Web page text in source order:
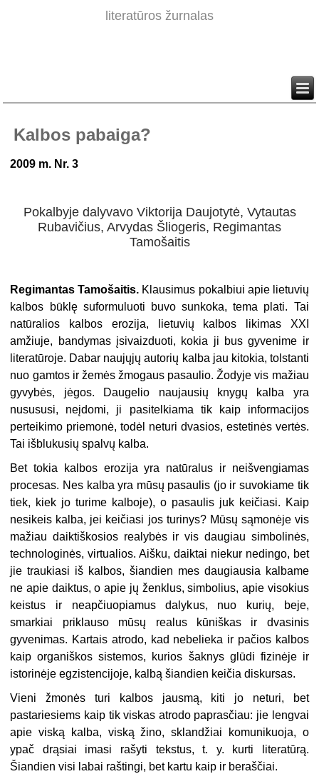
literatūros žurnalas
Kalbos pabaiga?
2009 m. Nr. 3
Pokalbyje dalyvavo Viktorija Daujotytė, Vytautas
Rubavičius, Arvydas Šliogeris, Regimantas
Tamošaitis
Regimantas Tamošaitis. Klausimus pokalbiui apie lietuvių
kalbos būklę suformuluoti buvo sunkoka, tema plati. Tai
natūralios kalbos erozija, lietuvių kalbos likimas XXI
amžiuje, bandymas įsivaizduoti, kokia ji bus gyvenime ir
literatūroje. Dabar naujųjų autorių kalba jau kitokia, tolstanti
nuo gamtos ir žemės žmogaus pasaulio. Žodyje vis mažiau
gyvybės, jėgos. Daugelio naujausių knygų kalba yra
nusususi, neįdomi, ji pasitelkiama tik kaip informacijos
perteikimo priemonė, todėl neturi dvasios, estetinės vertės.
Tai išblukusių spalvų kalba.
Bet tokia kalbos erozija yra natūralus ir neišvengiamas
procesas. Nes kalba yra mūsų pasaulis (jo ir suvokiame tik
tiek, kiek jo turime kalboje), o pasaulis juk keičiasi. Kaip
nesikeis kalba, jei keičiasi jos turinys? Mūsų sąmonėje vis
mažiau daiktiškosios realybės ir vis daugiau simbolinės,
technologinės, virtualios. Aišku, daiktai niekur nedingo, bet
jie traukiasi iš kalbos, šiandien mes daugiausia kalbame
ne apie daiktus, o apie jų ženklus, simbolius, apie visokius
keistus ir neapčiuopiamus dalykus, nuo kurių, beje,
smarkiai priklauso mūsų realus kūniškas ir dvasinis
gyvenimas. Kartais atrodo, kad nebelieka ir pačios kalbos
kaip organiškos sistemos, kurios šaknys glūdi fizinėje ir
istorinėje egzistencijoje, kalbą šiandien keičia diskursas.
Vieni žmonės turi kalbos jausmą, kiti jo neturi, bet
pastariesiems kaip tik viskas atrodo paprasčiau: jie lengvai
apie viską kalba, viską žino, sklandžiai komunikuoja, o
ypač drąsiai imasi rašyti tekstus, t. y. kurti literatūrą.
Šiandien visi labai raštingi, bet kartu kaip ir beraščiai.